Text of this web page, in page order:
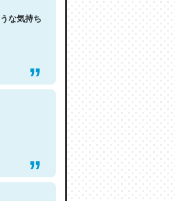
な気持ち